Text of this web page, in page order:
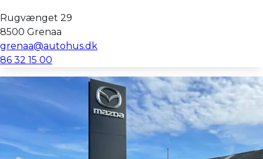
Rugvænget 29
8500 Grenaa
grenaa@autohus.dk
86 32 15 00